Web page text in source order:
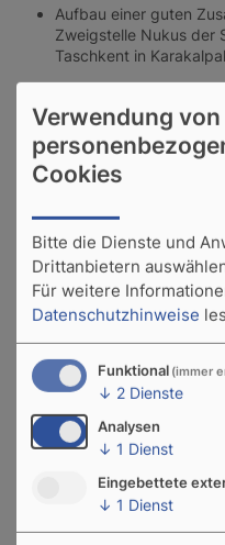
Aufbau einer guten
Zweigstelle Nukus der
Taschkent in
Einrichtung von
Überwachung der
Wassertieren
Entwurf und
Fischkrankheiten für
Behörden
Kapazitätsaufbau für
Zwei wissenschaftliche
Taschkent und Nukus
Kapazitätsausbau
Durchführung von
drei Regionen des
Verwendung von
Cookies
Bitte die Dienste und
Drittanbietern
Für weitere
Datenschutzhinweise
Funktional (immer
↓ 2 Dienste
Analysen
↓ 1 Dienst
Eingebettete
↓ 1 Dienst